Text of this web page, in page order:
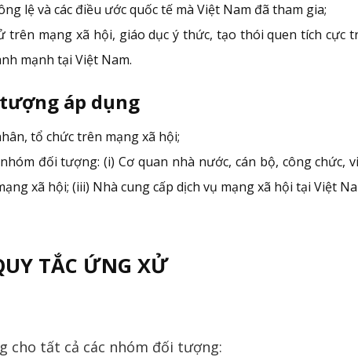
lệ và các điều ước quốc tế mà Việt Nam đã tham gia;
trên mạng xã hội, giáo dục ý thức, tạo thói quen tích
mạnh tại Việt Nam.
áp dụng
tổ chức trên mạng xã hội;
đối tượng: (i) Cơ quan nhà nước, cán bộ, công
xã hội; (iii) Nhà cung cấp dịch vụ mạng xã hội tại Việt
TẮC ỨNG XỬ
cho tất cả các nhóm đối tượng: